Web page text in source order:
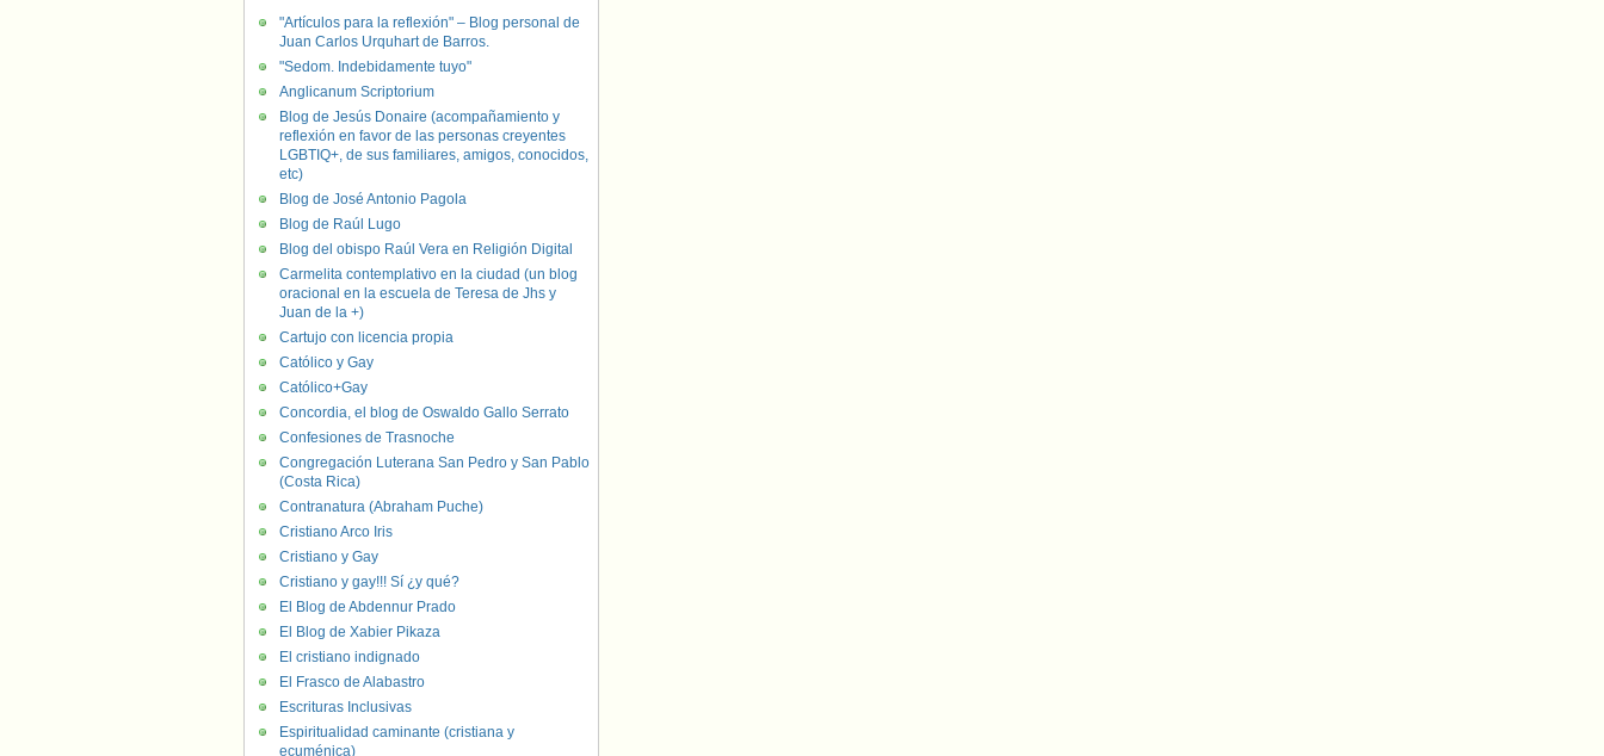
"Artículos para la reflexión" – Blog personal de
Juan Carlos Urquhart de Barros.
"Sedom. Indebidamente tuyo"
Anglicanum Scriptorium
Blog de Jesús Donaire (acompañamiento y
reflexión en favor de las personas creyentes
LGBTIQ+, de sus familiares, amigos, conocidos,
etc)
Blog de José Antonio Pagola
Blog de Raúl Lugo
Blog del obispo Raúl Vera en Religión Digital
Carmelita contemplativo en la ciudad (un blog
oracional en la escuela de Teresa de Jhs y
Juan de la +)
Cartujo con licencia propia
Católico y Gay
Católico+Gay
Concordia, el blog de Oswaldo Gallo Serrato
Confesiones de Trasnoche
Congregación Luterana San Pedro y San Pablo
(Costa Rica)
Contranatura (Abraham Puche)
Cristiano Arco Iris
Cristiano y Gay
Cristiano y gay!!! Sí ¿y qué?
El Blog de Abdennur Prado
El Blog de Xabier Pikaza
El cristiano indignado
El Frasco de Alabastro
Escrituras Inclusivas
Espiritualidad caminante (cristiana y
ecuménica)